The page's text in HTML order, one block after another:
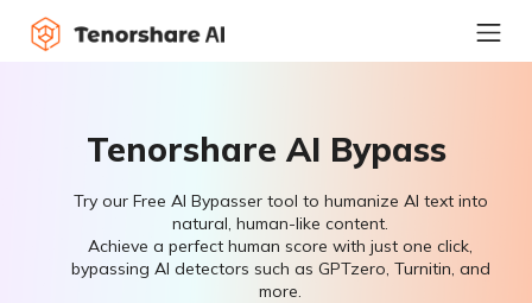
Tenorshare AI Bypass
Try our Free AI Bypasser tool to humanize AI text into
natural, human-like content.
Achieve a perfect human score with just one click,
bypassing AI detectors such as GPTzero, Turnitin, and
more.